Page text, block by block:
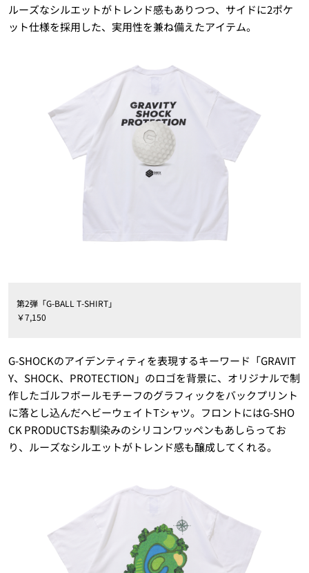
ルーズなシルエットがトレンド感もありつつ、サイドに2ポケ
ット仕様を採用した、実用性を兼ね備えたアイテム。
第2弾「G-BALL T-SHIRT」
￥7,150
G-SHOCKのアイデンティティを表現するキーワード「GRAVIT
Y、SHOCK、PROTECTION」のロゴを背景に、オリジナルで制
作したゴルフボールモチーフのグラフィックをバックプリント
に落とし込んだヘビーウェイトTシャツ。フロントにはG-SHO
CK PRODUCTSお馴染みのシリコンワッペンもあしらってお
り、ルーズなシルエットがトレンド感も醸成してくれる。